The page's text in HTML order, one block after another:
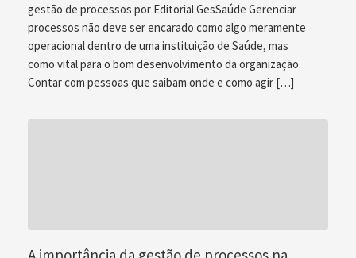
gestão de processos por Editorial GesSaúde Gerenciar
processos não deve ser encarado como algo meramente
operacional dentro de uma instituição de Saúde, mas
como vital para o bom desenvolvimento da organização.
Contar com pessoas que saibam onde e como agir […]